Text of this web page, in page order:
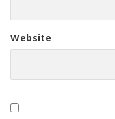
Website